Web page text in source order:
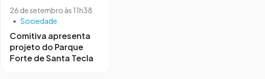
26 de setembro às 11h38
• Sociedade
Comitiva apresenta
projeto do Parque
Forte de Santa Tecla